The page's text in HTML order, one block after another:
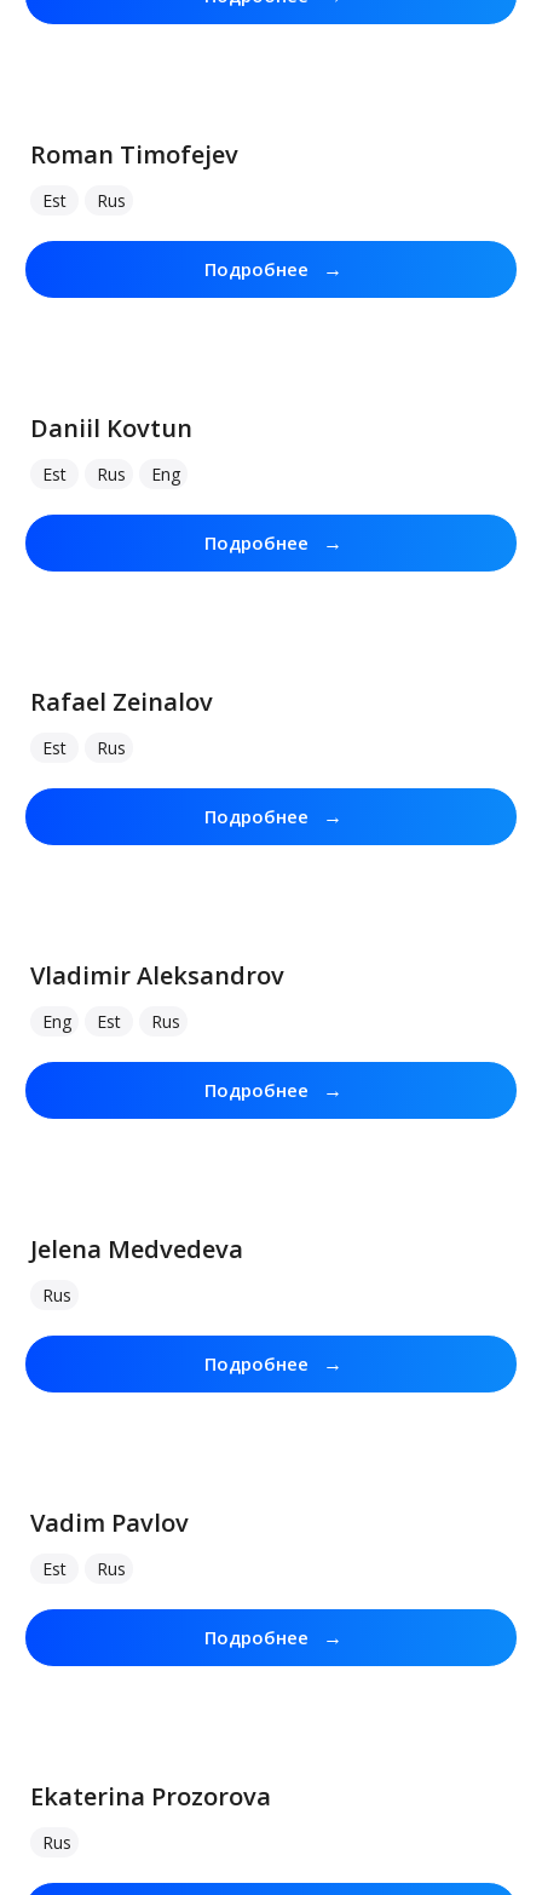
Roman Timofejev
Est Rus
Подробнее →
Daniil Kovtun
Est Rus Eng
Подробнее →
Rafael Zeinalov
Est Rus
Подробнее →
Vladimir Aleksandrov
Eng Est Rus
Подробнее →
Jelena Medvedeva
Rus
Подробнее →
Vadim Pavlov
Est Rus
Подробнее →
Ekaterina Prozorova
Rus